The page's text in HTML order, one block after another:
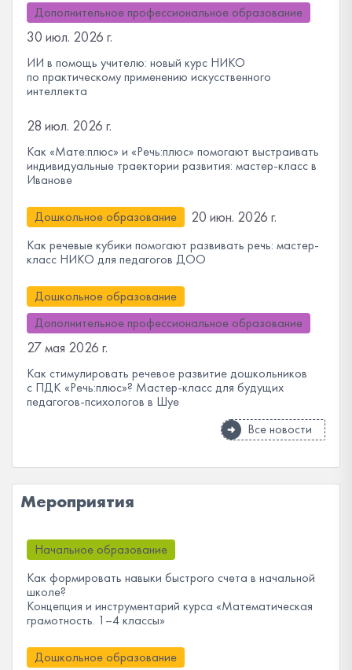
Дополнительное профессиональное образование
30 июл. 2026 г.
ИИ в помощь учителю: новый курс НИКО
по практическому применению искусственного
интеллекта
28 июл. 2026 г.
Как «Мате:плюс» и «Речь:плюс» помогают выстраивать
индивидуальные траектории развития: мастер-класс в
Иванове
Дошкольное образование 20 июн. 2026 г.
Как речевые кубики помогают развивать речь: мастер-
класс НИКО для педагогов ДОО
Дошкольное образование
Дополнительное профессиональное образование
27 мая 2026 г.
Как стимулировать речевое развитие дошкольников
с ПДК «Речь:плюс»? Мастер-класс для будущих
педагогов-психологов в Шуе
Все новости
Мероприятия
Начальное образование
Как формировать навыки быстрого счета в начальной
школе?
Концепция и инструментарий курса «Математическая
грамотность. 1–4 классы»
Дошкольное образование